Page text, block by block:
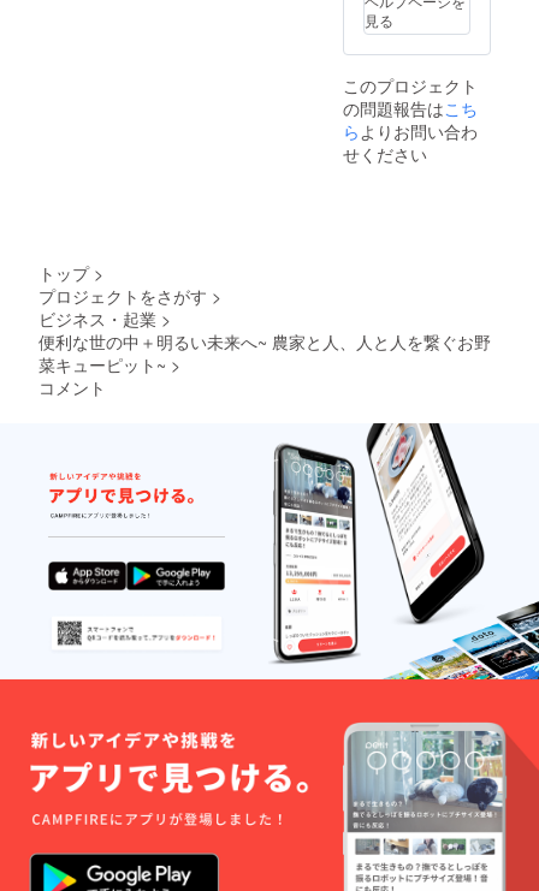
数分、
ご希望
のサイ
ザイン
をご記
載くだ
さ
い。】
160cm,
S,M,L,X
ズレが
出る場
合があ
す） ※
野菜の
お届け
スケ
ジュー
せて頂
きま
数分、
ご希望
のサイ
ズとデ
ザイン
をご記
載くだ
さ
い。】
【デザ
イ
ン】：A
or B
【サイ
120cm,
140cm,
160cm,
S,M,L,X
L
るよう
セレク
トし送
頂きま
す！
（レタ
ス・ほ
うれん
クラ・
トマ
白菜・
大根・
人参・
きゅう
り・わ
さび
菜・ブ
ロッコ
リー
etc,,,）
7月/10
月/12
月/2月/4
月/5月/7
月/10
月/12月
に10回
お届け
（収穫
時期や
天候で
多少の
ズレが
で8万円
・特別
プラン
（8%）
手数料
で4万円
年間で
48万円
どお得
です。
モー
ション
を行い
ますの
で各出
店者の
収益を
上げる
よう全
力でサ
ポート
致しま
す。 ※
農薬不
化学肥
料不使
用の農
家様に
限る 畑
視察、
面談が
ござい
ますの
見る
このプロジェクト
の問題報告はこち
らよりお問い合わ
せください
トップ >
プロジェクトをさがす >
ビジネス・起業 >
便利な世の中＋明るい未来へ~ 農家と人、人と人を繋ぐお野
菜キューピット~ >
コメント